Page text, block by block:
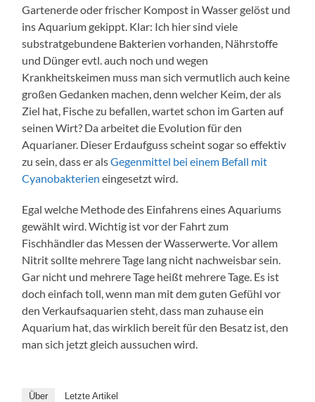
Gartenerde oder frischer Kompost in Wasser gelöst und
ins Aquarium gekippt. Klar: Ich hier sind viele
substratgebundene Bakterien vorhanden, Nährstoffe
und Dünger evtl. auch noch und wegen
Krankheitskeimen muss man sich vermutlich auch keine
großen Gedanken machen, denn welcher Keim, der als
Ziel hat, Fische zu befallen, wartet schon im Garten auf
seinen Wirt? Da arbeitet die Evolution für den
Aquarianer. Dieser Erdaufguss scheint sogar so effektiv
zu sein, dass er alsGegenmittel bei einem Befall mit
Cyanobakterien eingesetzt wird.
Egal welche Methode des Einfahrens eines Aquariums
gewählt wird. Wichtig ist vor der Fahrt zum
Fischhändler das Messen der Wasserwerte. Vor allem
Nitrit sollte mehrere Tage lang nicht nachweisbar sein.
Gar nicht und mehrere Tage heißt mehrere Tage. Es ist
doch einfach toll, wenn man mit dem guten Gefühl vor
den Verkaufsaquarien steht, dass man zuhause ein
Aquarium hat, das wirklich bereit für den Besatz ist, den
man sich jetzt gleich aussuchen wird.
Über Letzte Artikel